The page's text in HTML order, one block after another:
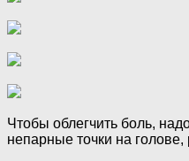
Чтобы облегчить боль,
непарные точки на